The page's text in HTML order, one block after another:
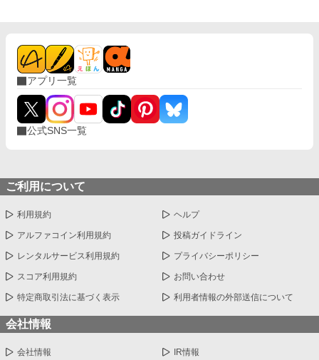
アプリ一覧
公式SNS一覧
ご利用について
利用規約 ヘルプ
アルファコイン利用規約 投稿ガイドライン
レンタルサービス利用規約 プライバシーポリシー
スコア利用規約 お問い合わせ
特定商取引法に基づく表示 利用者情報の外部送信について
会社情報
会社情報 IR情報